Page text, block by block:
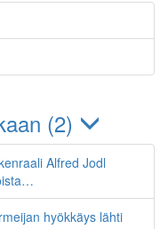
(2)
Alfred Jodl
hyökkäys lähti